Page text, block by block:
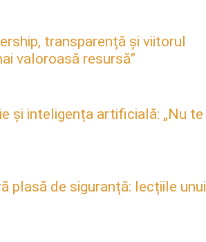
transparență și viitorul
valoroasă resursă”
și inteligența artificială: „Nu te
plasă de siguranță: lecțiile unui